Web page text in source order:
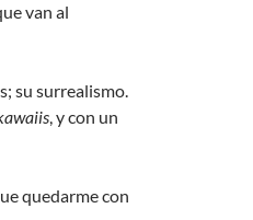
van al
su surrealismo.
, y con un
quedarme con